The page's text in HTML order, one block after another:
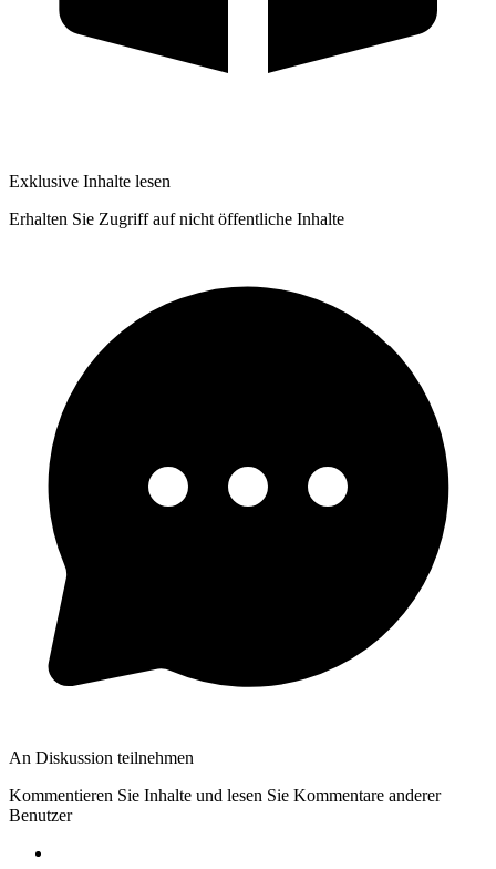
Exklusive Inhalte lesen
Erhalten Sie Zugriff auf nicht öffentliche Inhalte
An Diskussion teilnehmen
Kommentieren Sie Inhalte und lesen Sie Kommentare anderer
Benutzer